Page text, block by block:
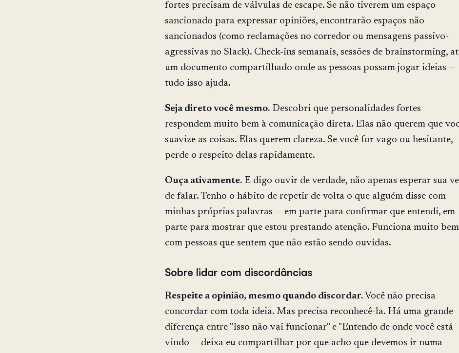
fortes precisam de válvulas de escape. Se não tiverem um espaço
sancionado para expressar opiniões, encontrarão espaços não
sancionados (como reclamações no corredor ou mensagens passivo-
agressivas no Slack). Check-ins semanais, sessões de brainstorming,
um documento compartilhado onde as pessoas possam jogar ideias —
tudo isso ajuda.
Seja direto você mesmo. Descobri que personalidades fortes
respondem muito bem à comunicação direta. Elas não querem que
suavize as coisas. Elas querem clareza. Se você for vago ou hesitante,
perde o respeito delas rapidamente.
Ouça ativamente. E digo ouvir de verdade, não apenas esperar sua
de falar. Tenho o hábito de repetir de volta o que alguém disse com
minhas próprias palavras — em parte para confirmar que entendi, em
parte para mostrar que estou prestando atenção. Funciona muito bem
com pessoas que sentem que não estão sendo ouvidas.
Sobre lidar com discordâncias
Respeite a opinião, mesmo quando discordar. Você não precisa
concordar com toda ideia. Mas precisa reconhecê-la. Há uma grande
diferença entre "Isso não vai funcionar" e "Entendo de onde você está
vindo — deixa eu compartilhar por que acho que devemos ir numa